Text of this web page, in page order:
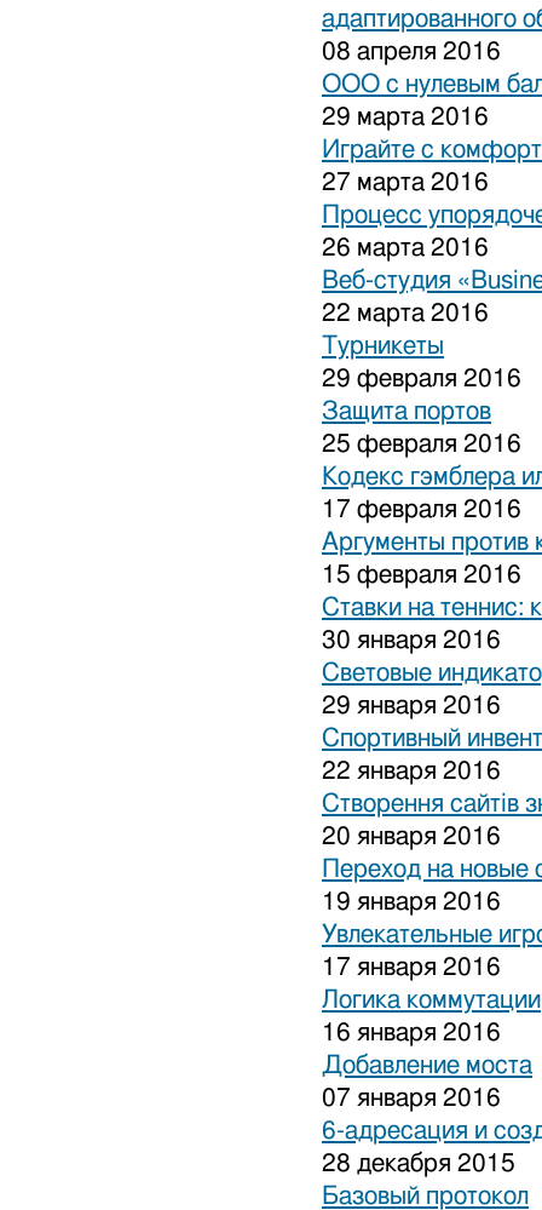
адаптированного
08 апреля 2016
ООО с нулевым
29 марта 2016
Играйте с
27 марта 2016
Процесс
26 марта 2016
Веб-студия
22 марта 2016
Турникеты
29 февраля 2016
Защита портов
25 февраля 2016
Кодекс гэмблера
17 февраля 2016
Аргументы против
15 февраля 2016
Ставки на теннис:
30 января 2016
Световые
29 января 2016
Спортивный
22 января 2016
Створення сайтів
20 января 2016
Переход на новые
19 января 2016
Увлекательные
17 января 2016
Логика коммутации
16 января 2016
Добавление моста
07 января 2016
6-адресация и
28 декабря 2015
Базовый протокол